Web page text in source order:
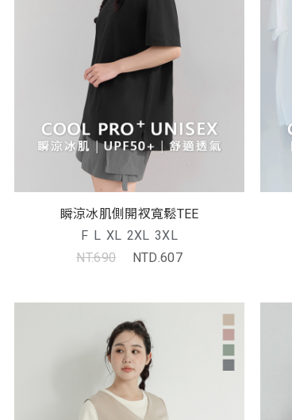
瞬涼冰肌側開衩寬鬆TEE
F L XL 2XL 3XL
NT.690
NTD.607